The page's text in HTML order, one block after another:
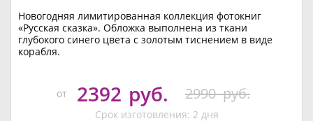
Новогодняя лимитированная коллекция фотокниг
«Русская сказка». Обложка выполнена из ткани
глубокого синего цвета с золотым тиснением в виде
корабля.
от 2392 руб. 2990 руб.
Срок изготовления: 2 дня